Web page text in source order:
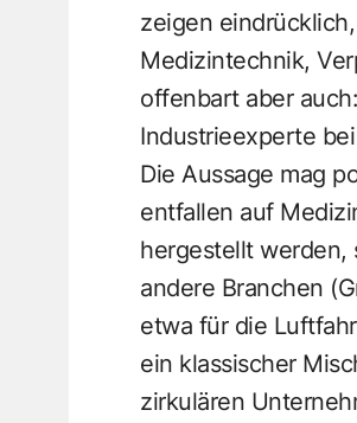
zeigen
Medizintechnik,
offenbart aber
Industrieexperte
Die Aussage mag
entfallen auf
hergestellt werden,
andere Branchen
etwa für die
ein klassischer
zirkulären